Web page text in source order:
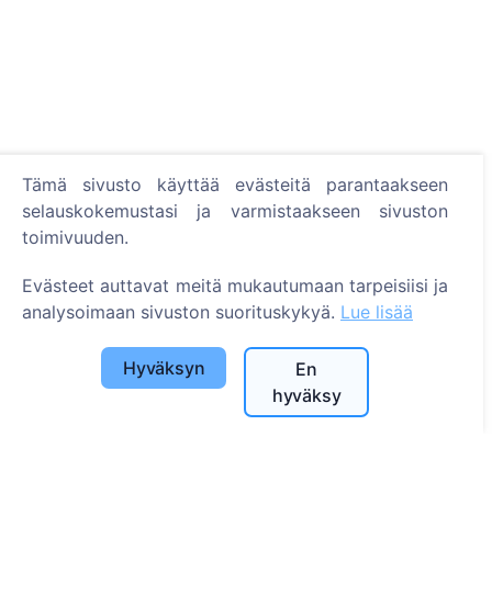
Tietoa
Usein kysytyt kysymykset
Tapahtumat
Kuntaluettelo ja käyttäjät
Tietosuojakäytäntö
Maksukäytäntö
Tämä sivusto käyttää evästeitä parantaakseen
selauskokemustasi ja varmistaakseen sivuston
toimivuuden.
Evästeet auttavat meitä mukautumaan tarpeisiisi ja
analysoimaan sivuston suorituskykyä. Lue lisää
Hyväksyn
En
hyväksy